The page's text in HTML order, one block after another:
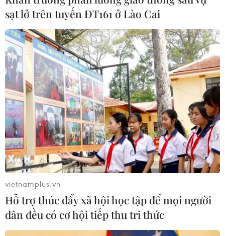
Cisco muốn bán khối định tuyến không
dây Lynksys
17/12/2012 02:02
Nhà sản xuất thiết bị mạng Cisco Systems Inc vừa thuê
ngân hàng Barclays làm tư vấn cho kế hoạch bán khối
định tuyến Linksys của họ.
sạt lở trên tuyến ĐT161 ở Lào Cai
vietnamplus.vn
Hỗ trợ thúc đẩy xã hội học tập để mọi người
dân đều có cơ hội tiếp thu tri thức